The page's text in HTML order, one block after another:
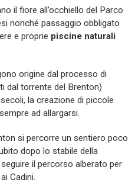
il fiore all’occhiello del Parco
nonché passaggio obbligato
e proprie piscine naturali
origine dal processo di
dal torrente del Brenton)
la creazione di piccole
ad allargarsi.
si percorre un sentiero poco
dopo lo stabile della
il percorso alberato per
Cadini.